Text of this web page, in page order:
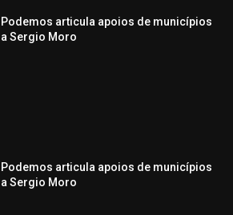
Podemos articula apoios de municípios
a Sergio Moro
Podemos articula apoios de municípios
a Sergio Moro